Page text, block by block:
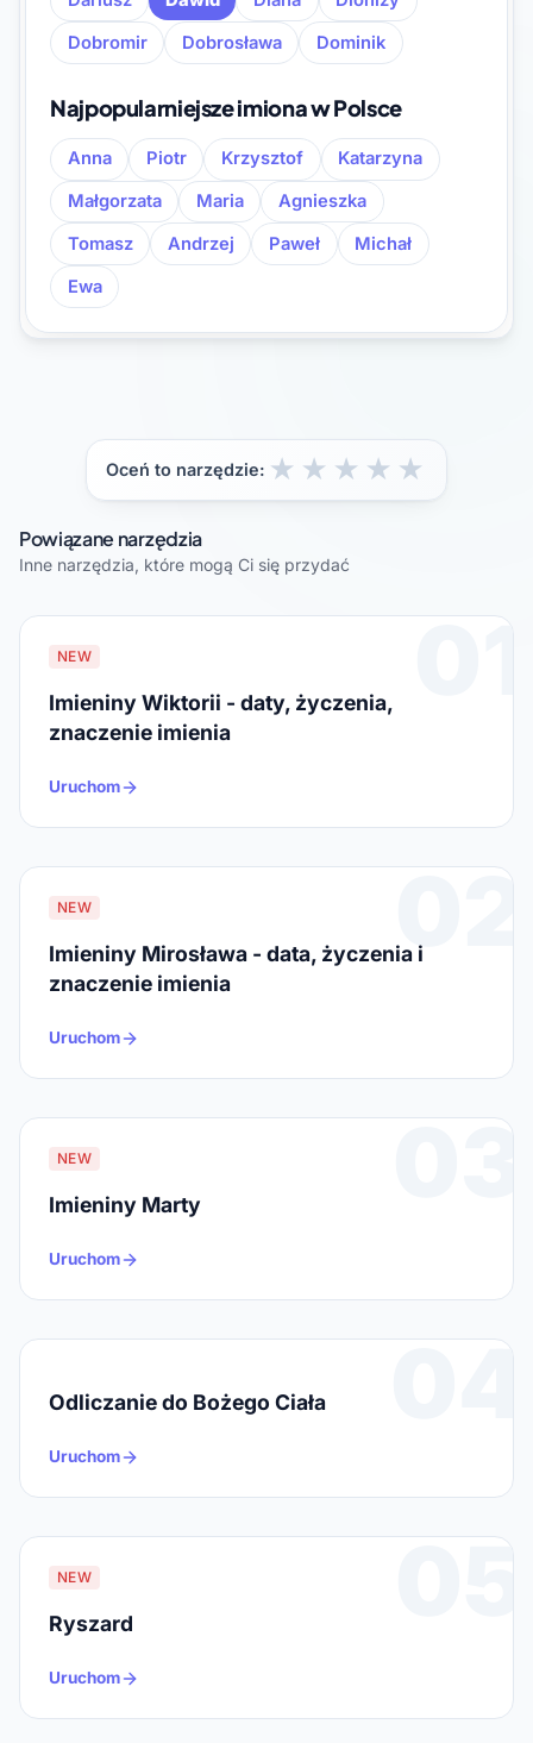
Dobromir
Dobrosława Dominik
Najpopularniejsze imiona w Polsce
Anna Piotr Krzysztof
Katarzyna
Małgorzata
Maria
Agnieszka
Tomasz
Andrzej Paweł
Michał
Ewa
Oceń to narzędzie: ★
★
★
★
★
Powiązane narzędzia
Inne narzędzia, które mogą Ci się przydać
01
NEW
Imieniny Wiktorii - daty, życzenia,
znaczenie imienia
Uruchom
02
NEW
Imieniny Mirosława - data, życzenia i
znaczenie imienia
Uruchom
03
NEW
Imieniny Marty
Uruchom
04
Odliczanie do Bożego Ciała
Uruchom
05
NEW
Ryszard
Uruchom